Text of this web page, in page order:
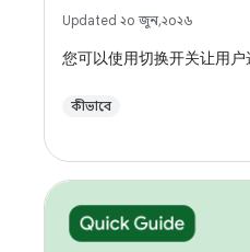
Updated ২০ জুন, ২০২৬
您可以使用切换开关让用户
কীভাবে